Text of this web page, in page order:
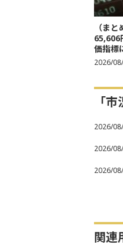
（ま
価指標
2026/
「
2026/
2026/
2026/
関連